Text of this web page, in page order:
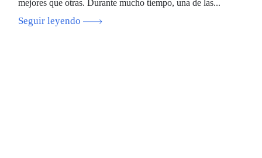
mejores que otras. Durante mucho tiempo, una de las...
Seguir leyendo